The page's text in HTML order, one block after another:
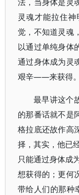
灵魂才能拉住
觉，不知道灵魂
以通过单纯身体
通过身体成为灵
艰辛——来获得
最早讲这个
的那番话就不是
格拉底还故作高
择，其实，他已
只能通过身体成
想获得的；更何
带给人们的那种